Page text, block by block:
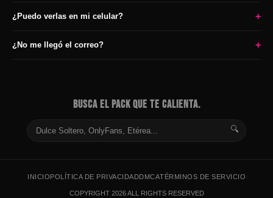
¿Puedo verlas en mi celular? +
¿No me llegó el correo? +
BUSCA EL PACK QUE TE CALIENTA.
🔍
INICIOPOLÍTICA DE PRIVACIDADDMCATÉRMINOS DE SERVICIO
COPYRIGHT 2026 ALL RIGHTS RESERVED